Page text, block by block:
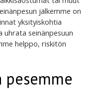
jälkemme on
yksityiskohtia
uhrata seinänpesuun
helppo, riskitön
pesemme